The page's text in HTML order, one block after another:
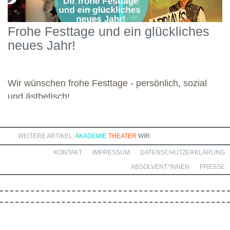
Engagement widmete sich die Gruppe diesen vielseitigen
Schwerpunkten und legte damit einen starken Grundstein für die
kommenden Module. Günther wünscht allen weiteren
Dozierenden viel Freude bei ihren Modulen sowie eine ebenso
Frohe Festtage und ein glückliches
neues Jahr!
Wir wünschen frohe Festtage - persönlich, sozial
und ästhetisch!
WEITERE ARTIKEL: AKADEMIE THEATER WIR
DATENSCHUTZERKLÄRUNG
IMPRESSUM
KONTAKT
PRESSE
ABSOLVENT*INNEN